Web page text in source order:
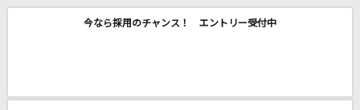
今なら採用のチャンス！ エントリー受付中